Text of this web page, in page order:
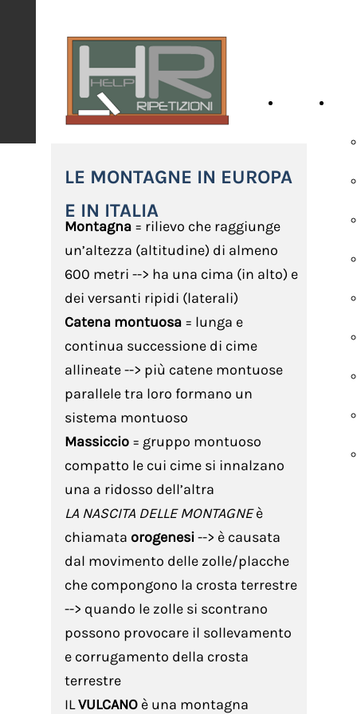
LE MONTAGNE IN EUROPA
E IN ITALIA
Montagna = rilievo che raggiunge
un’altezza (altitudine) di almeno
600 metri --> ha una cima (in alto) e
dei versanti ripidi (laterali)
Catena montuosa = lunga e
continua successione di cime
allineate --> più catene montuose
parallele tra loro formano un
sistema montuoso
Massiccio = gruppo montuoso
compatto le cui cime si innalzano
una a ridosso dell’altra
LA NASCITA DELLE MONTAGNEè
chiamata orogenesi--> è causata
dal movimento delle zolle/placche
che compongono la crosta terrestre
--> quando le zolle si scontrano
possono provocare il sollevamento
e corrugamento della crosta
terrestre
ILVULCANO è una montagna